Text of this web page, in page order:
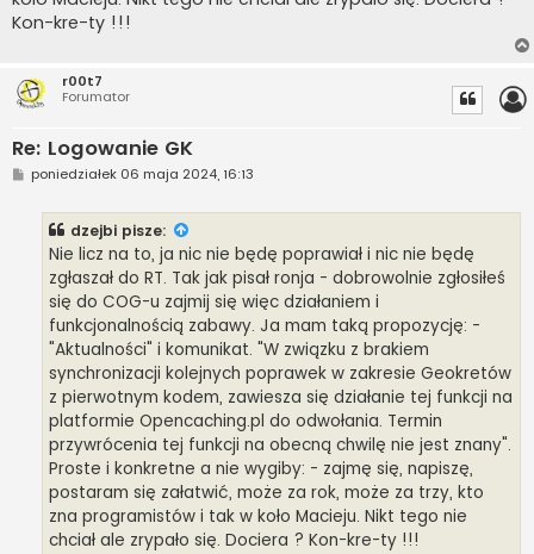
Kon-kre-ty !!!
r00t7
Forumator
Re: Logowanie GK
P
o
poniedziałek 06 maja 2024, 16:13
dzejbi pisze:
Nie licz na to, ja nic nie będę poprawiał i nic nie będę
zgłaszał do RT. Tak jak pisał ronja - dobrowolnie zgłosiłeś
się do COG-u zajmij się więc działaniem i
funkcjonalnością zabawy. Ja mam taką propozycję: -
"Aktualności" i komunikat. "W związku z brakiem
synchronizacji kolejnych poprawek w zakresie Geokretów
z pierwotnym kodem, zawiesza się działanie tej funkcji na
platformie Opencaching.pl do odwołania. Termin
przywrócenia tej funkcji na obecną chwilę nie jest znany".
Proste i konkretne a nie wygiby: - zajmę się, napiszę,
postaram się załatwić, może za rok, może za trzy, kto
zna programistów i tak w koło Macieju. Nikt tego nie
chciał ale zrypało się. Dociera ? Kon-kre-ty !!!